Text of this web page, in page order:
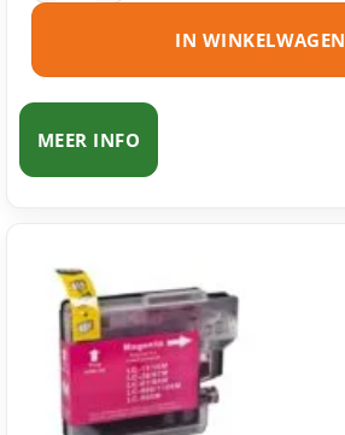
IN WINKELWAGEN
MEER INFO